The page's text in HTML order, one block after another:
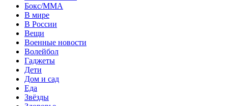
Бокс/MMA
В мире
В России
Вещи
Военные новости
Волейбол
Гаджеты
Дети
Дом и сад
Еда
Звёзды